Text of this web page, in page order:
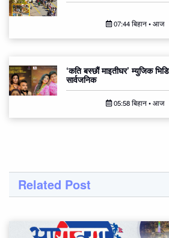
07:44 बिहान • आज
‘कति बस्छौं माइतीघर’ म्युजिक
सार्वजनिक
05:58 बिहान • आज
Related Post